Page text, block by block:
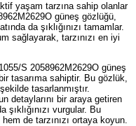
yaşam tarzına sahip olanlar
güneş gözlüğü,
da şıklığınızı tamamlar.
sağlayarak, tarzınızı en iyi
S 2058962M2629O güneş
tasarıma sahiptir. Bu gözlük,
tasarlanmıştır.
detaylarını bir araya getiren
şıklığınızı vurgular. Bu
de tarzınızı ortaya koyun.